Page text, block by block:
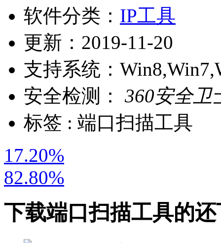
软件分类： IP工具
更新： 2019-11-20
支持系统：
安全检测：
360安全卫
标签 : 端口扫描工具
17.20%
82.80%
下载端口扫描工具的